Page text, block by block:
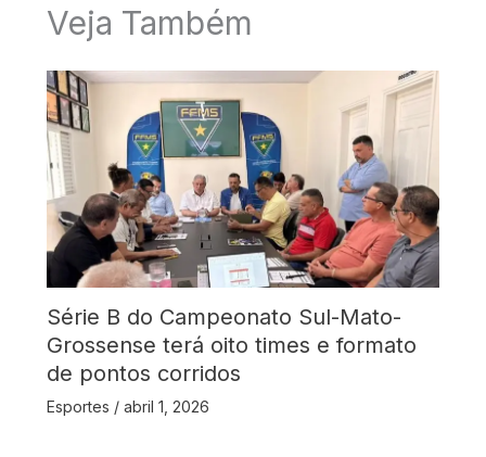
Veja Também
Série B do Campeonato Sul-Mato-
Grossense terá oito times e formato
de pontos corridos
Esportes / abril 1, 2026